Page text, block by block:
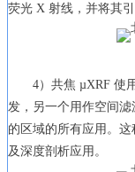
荧光 X 射线，并将其引
4）共焦 µXRF 使
发，另一个用作空间
的区域的所有应用。
及深度剖析应用。